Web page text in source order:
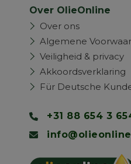
Over OlieOnline
Over ons
Algemene
Veiligheid & privacy
Akkoordsverklaring
Für Deutsche
+31 88 654 3